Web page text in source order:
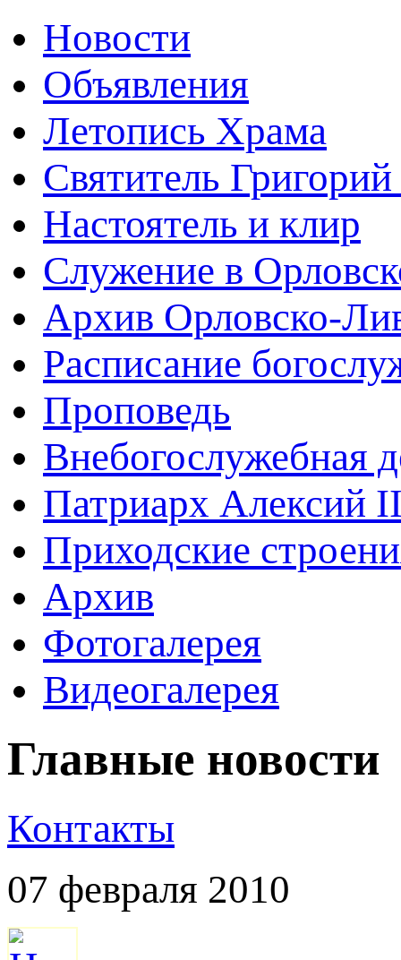
Новости
Объявления
Летопись Храма
Святитель
Настоятель и клир
Служение в
Архив Орловско-
Расписание
Проповедь
Внебогослужебная
Патриарх Алексий
Приходские
Архив
Фотогалерея
Видеогалерея
Главные новости
Контакты
07 февраля 2010